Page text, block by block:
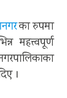
का रुपमा
महत्त्वपूर्ण
।